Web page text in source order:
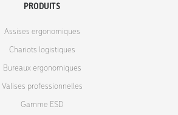
PRODUITS
Assises ergonomiques
Chariots logistiques
Bureaux ergonomiques
Valises professionnelles
Gamme ESD